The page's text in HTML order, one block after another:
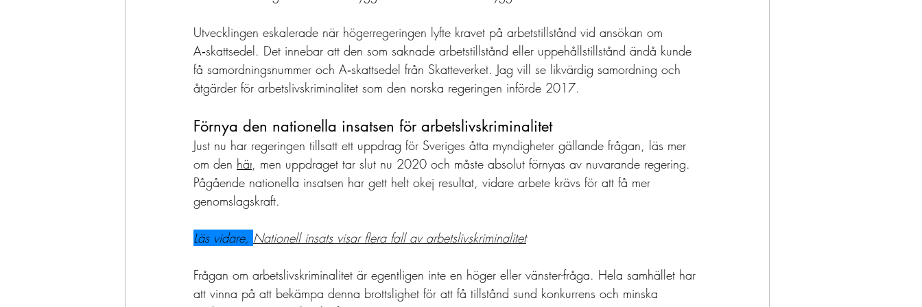
Utvecklingen eskalerade när högerregeringen lyfte kravet på arbetstillstånd vid ansökan om
A‑skattsedel. Det innebar att den som saknade arbetstillstånd eller uppehållstillstånd ändå kunde
få samordningsnummer och A‑skattsedel från Skatteverket. Jag vill se likvärdig samordning och
åtgärder för arbetslivskriminalitet som den norska regeringen införde 2017.
Förnya den nationella insatsen för arbetslivskriminalitet
Just nu har regeringen tillsatt ett uppdrag för Sveriges åtta myndigheter gällande frågan, läs mer
om den här, men uppdraget tar slut nu 2020 och måste absolut förnyas av nuvarande regering.
Pågående nationella insatsen har gett helt okej resultat, vidare arbete krävs för att få mer
genomslagskraft.
Läs vidare, Nationell insats visar flera fall av arbetslivskriminalitet
Frågan om arbetslivskriminalitet är egentligen inte en höger eller vänster-fråga. Hela samhället har
att vinna på att bekämpa denna brottslighet för att få tillstånd sund konkurrens och minska